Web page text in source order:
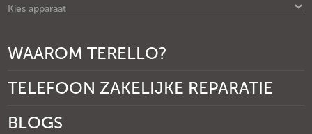
Kies apparaat
WAAROM TERELLO?
TELEFOON ZAKELIJKE REPARATIE
BLOGS